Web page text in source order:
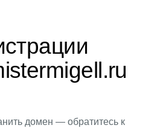
домен — обратитесь к